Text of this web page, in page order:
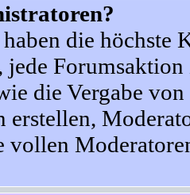
die höchste
jede
die Vergabe
erstellen,
vollen